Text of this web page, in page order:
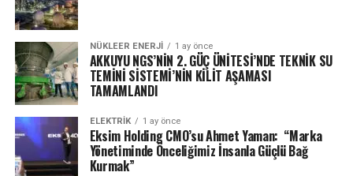
NÜKLEER ENERJI 1 ay önce
AKKUYU NGS’NİN 2. GÜÇ ÜNİTESİ’NDE TEKNİK SU
TEMİNİ SİSTEMİ’NİN KİLİT AŞAMASI
TAMAMLANDI
ELEKTRİK 1 ay önce
Eksim Holding CMO’su Ahmet Yaman: “Marka
Yönetiminde Önceliğimiz İnsanla Güçlü Bağ
Kurmak”